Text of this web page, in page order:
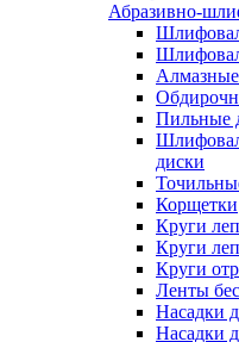
Абразивно-
Пильные
диски
Корщетки
Круги
Круги
Круги
Ленты
Насадки
Насадки